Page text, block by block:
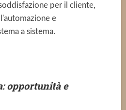
per il cliente,
e
a sistema.
opportunità e